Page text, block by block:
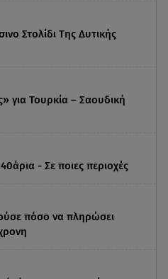
Στολίδι Της Δυτικής
για Τουρκία – Σαουδική
- Σε ποιες περιοχές
πόσο να πληρώσει